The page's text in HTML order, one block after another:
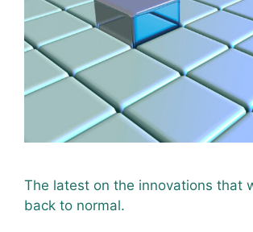
The latest on the innovations that
back to normal.